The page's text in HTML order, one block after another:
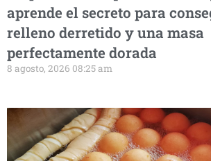
aprende el secreto para
relleno derretido y una masa
perfectamente dorada
8 agosto, 2026 08:25 am